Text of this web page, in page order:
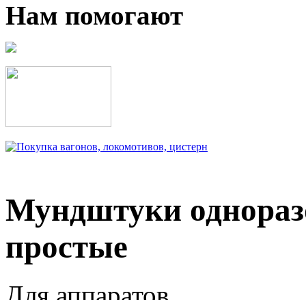
Нам помогают
Мундштуки
простые